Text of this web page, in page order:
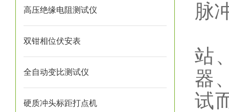
高压绝缘电阻测试仪
双钳相位伏安表
全自动变比测试仪
硬质冲头标距打点机
脉
站
器
试